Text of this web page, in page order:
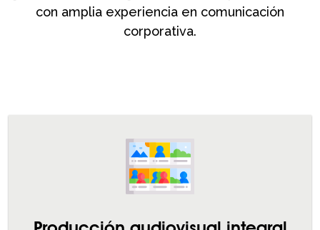
con amplia experiencia en comunicación
corporativa.